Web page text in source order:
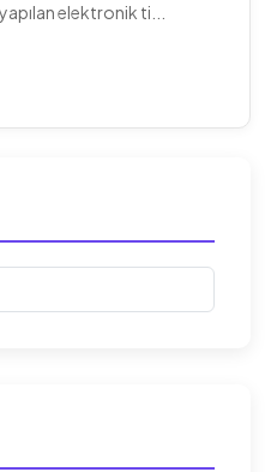
elektronik ti...